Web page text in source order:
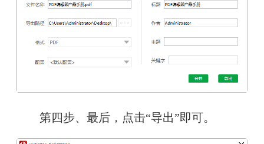
第四步、最后，点击“导出”即可。